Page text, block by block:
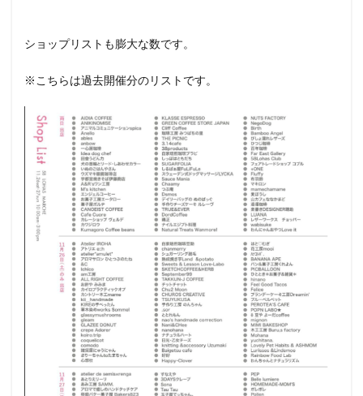
ショップリストも膨大な数です。
※こちらは過去開催分のリストです。